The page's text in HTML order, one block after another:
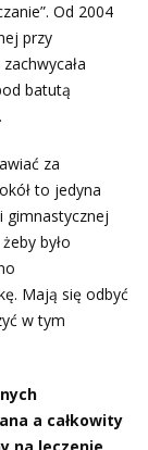
Od 2004
przy
batutą
za
to jedyna
gimnastycznej
było
Mają się odbyć
w tym
a całkowity